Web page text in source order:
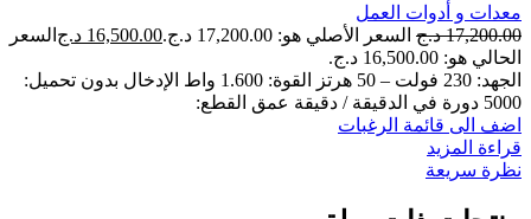
معدات و أدوات العمل
17,200.00 د.ج السعر الأصلي هو: 17,200.00 د.ج. 16,500.00 د.ج السعر
الحالي هو: 16,500.00 د.ج.
الجهد: 230 فولت – 50 هرتز القوة: 1.600 واط الإدخال بدون تحميل:
5000 دورة في الدقيقة / دقيقة عمق القطع:
اضف الى قائمة الرغبات
قراءة المزيد
نظرة سريعة